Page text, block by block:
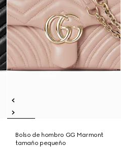
Bolso de hombro GG Marmont
tamaño pequeño